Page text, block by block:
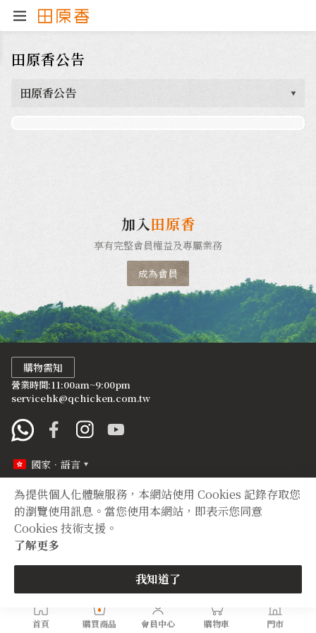
為提供個人化體驗服務，本網站使用 Cookies 記錄存取您
的瀏覽使用訊息。當您使用本網站，即表示您同意
Cookies 技術支援。
了解更多
我知道了
首頁 購買商品 會員中心 購物車 門市
田原香公告
田原香公告
加入田原香
享有完整會員權益及專屬業務
成為會員
購物需知
營業時間:11:00am~9:00pm
servicehk@qchicken.com.tw
國家．語言
定型化契約
隱私權聲明
Copyright © 2012 TIAN YUAN XIANG All right reserved.